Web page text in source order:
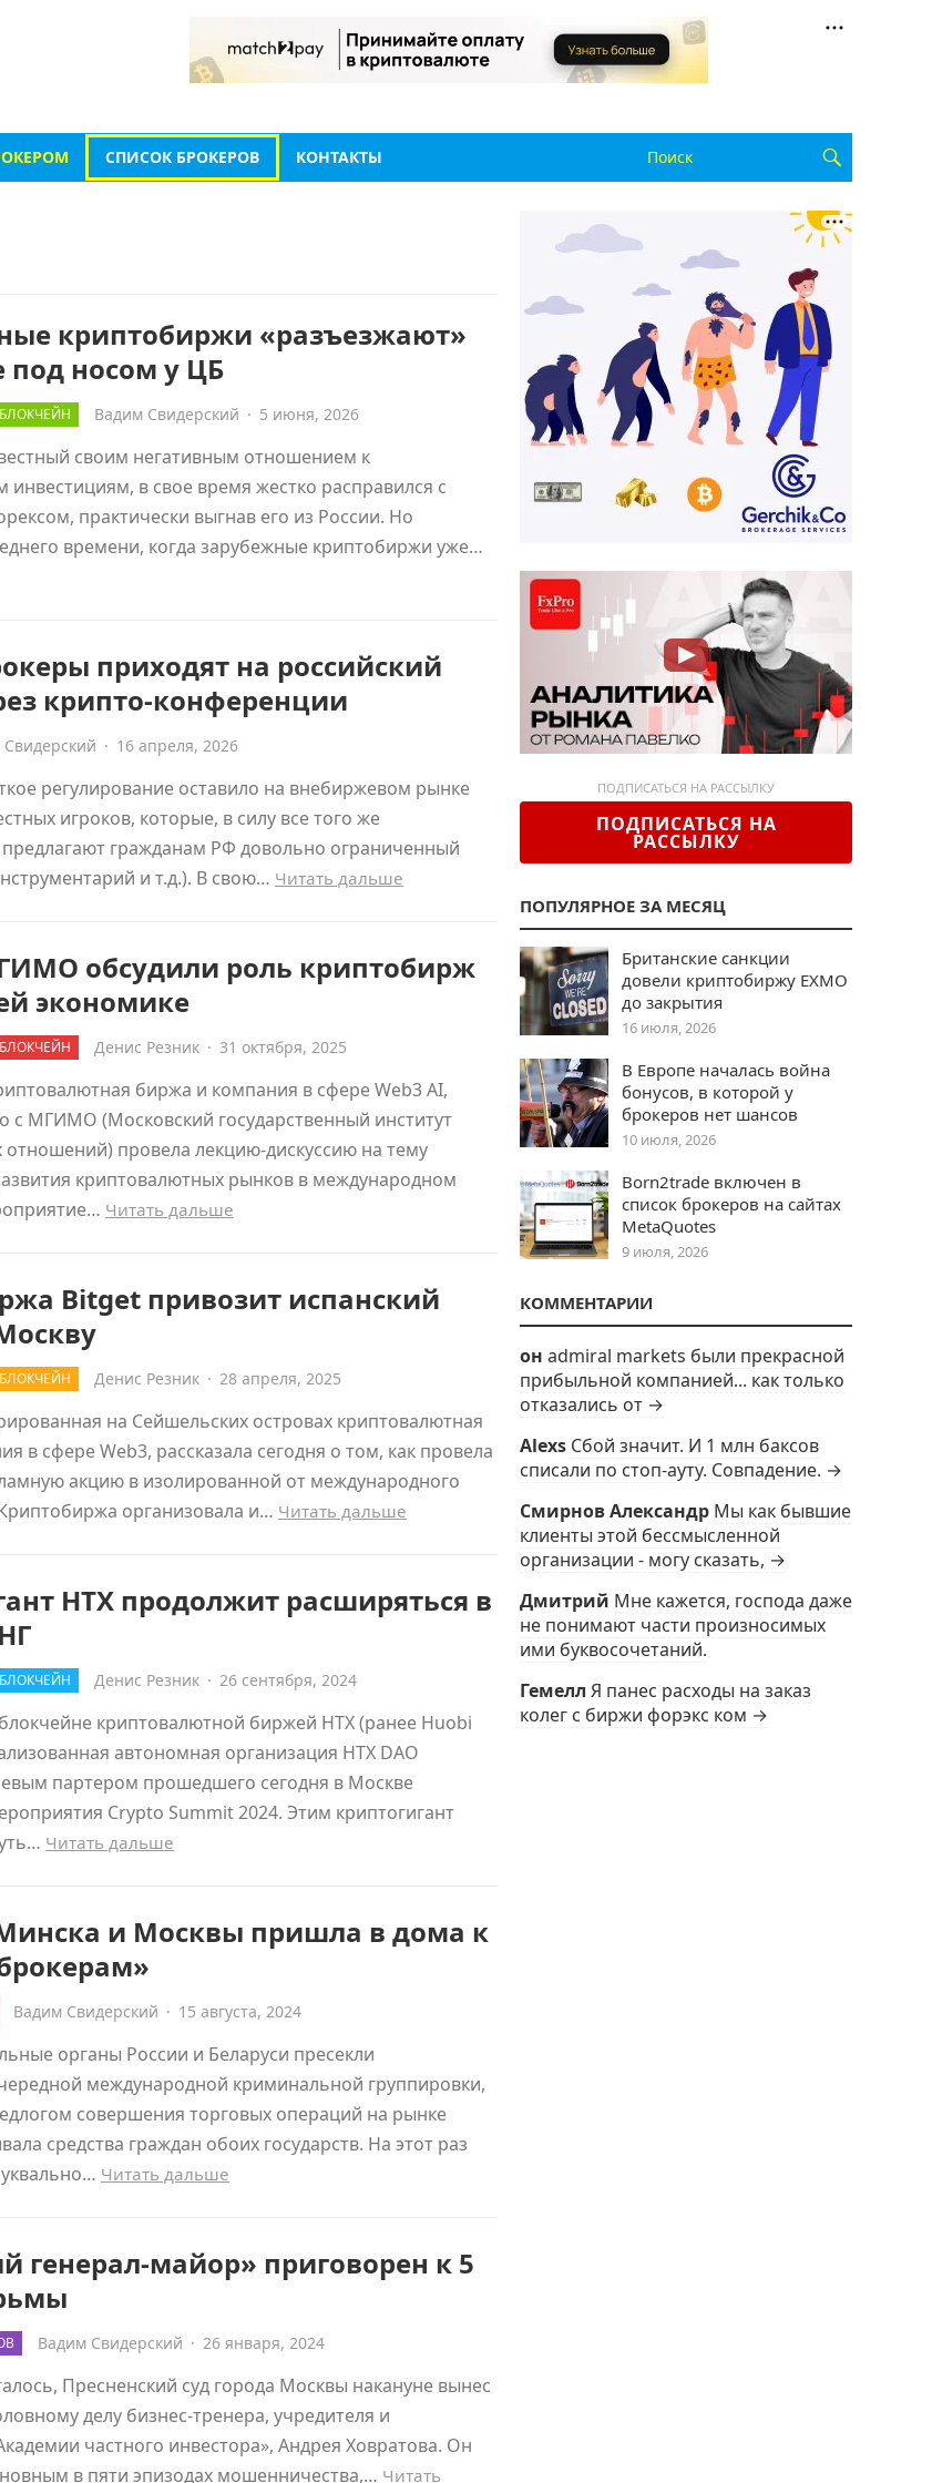
СПИСОК БРОКЕРОВ КОНТАКТЫ
криптобиржи «разъезжают»
под носом у ЦБ
Вадим Свидерский · 5 июня, 2026
своим негативным отношением к
инвестициям, в свое время жестко расправился с
практически выгнав его из России. Но
времени, когда зарубежные криптобиржи уже…
приходят на российский
крипто-конференции
· 16 апреля, 2026
регулирование оставило на внебиржевом рынке
игроков, которые, в силу все того же
предлагают гражданам РФ довольно ограниченный
и т.д.). В свою… Читать дальше
обсудили роль криптобирж
экономике
Денис Резник · 31 октября, 2025
биржа и компания в сфере Web3 AI,
с МГИМО (Московский государственный институт
провела лекцию-дискуссию на тему
криптовалютных рынков в международном
Читать дальше
Bitget привозит испанский
Денис Резник · 28 апреля, 2025
на Сейшельских островах криптовалютная
в сфере Web3, рассказала сегодня о том, как провела
акцию в изолированной от международного
организовала и… Читать дальше
HTX продолжит расширяться в
Денис Резник · 26 сентября, 2024
криптовалютной биржей HTX (ранее Huobi
автономная организация HTX DAO
партером прошедшего сегодня в Москве
Crypto Summit 2024. Этим криптогигант
Читать дальше
и Москвы пришла в дома к
Вадим Свидерский · 15 августа, 2024
органы России и Беларуси пресекли
международной криминальной группировки,
совершения торговых операций на рынке
средства граждан обоих государств. На этот раз
Читать дальше
генерал-майор» приговорен к 5
Вадим Свидерский · 26 января, 2024
Пресненский суд города Москвы накануне вынес
делу бизнес-тренера, учредителя и
частного инвестора», Андрея Ховратова. Он
в пяти эпизодах мошенничества,… Читать
ПОДПИСАТЬСЯ НА РАССЫЛКУ
ПОДПИСАТЬСЯ НА
РАССЫЛКУ
ПОПУЛЯРНОЕ ЗА МЕСЯЦ
Британские санкции
довели криптобиржу EXMO
до закрытия
16 июля, 2026
В Европе началась война
бонусов, в которой у
брокеров нет шансов
10 июля, 2026
Born2trade включен в
список брокеров на сайтах
MetaQuotes
9 июля, 2026
КОММЕНТАРИИ
он admiral markets были прекрасной
прибыльной компанией... как только
отказались от →
Alexs Сбой значит. И 1 млн баксов
списали по стоп-ауту. Совпадение. →
Смирнов Александр Мы как бывшие
клиенты этой бессмысленной
организации - могу сказать, →
Дмитрий Мне кажется, господа даже
не понимают части произносимых
ими буквосочетаний.
Гемелл Я панес расходы на заказ
колег с биржи форэкс ком →